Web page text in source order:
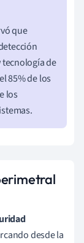
que
de
85% de los
los
desde la